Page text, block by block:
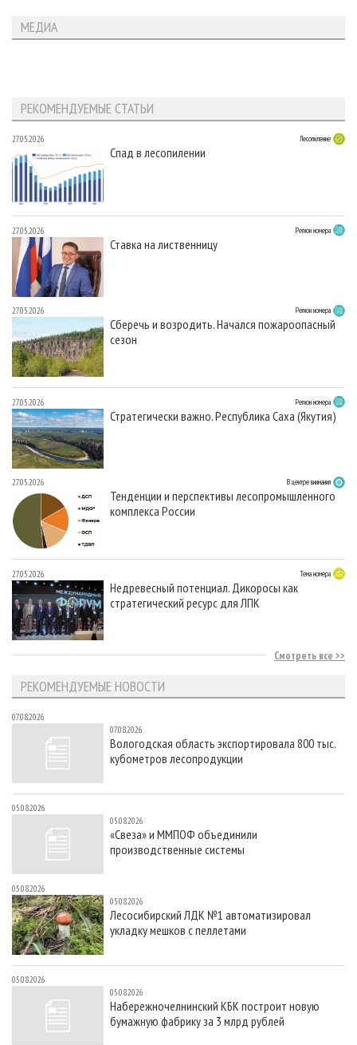
МЕДИА
РЕКОМЕНДУЕМЫЕ СТАТЬИ
27.05.2026 Лесопиление
Спад в лесопилении
27.05.2026 Регион номера
Ставка на лиственницу
27.05.2026 Регион номера
Сберечь и возродить. Начался пожароопасный
сезон
27.05.2026 Регион номера
Стратегически важно. Республика Саха (Якутия)
27.05.2026 В центре внимания
Тенденции и перспективы лесопромышленного
комплекса России
27.05.2026 Тема номера
Недревесный потенциал. Дикоросы как
стратегический ресурс для ЛПК
Смотреть все
РЕКОМЕНДУЕМЫЕ НОВОСТИ
07.08.2026
07.08.2026
Вологодская область экспортировала 800 тыс.
кубометров лесопродукции
05.08.2026
05.08.2026
«Свеза» и ММПОФ объединили
производственные системы
05.08.2026
05.08.2026
Лесосибирский ЛДК №1 автоматизировал
укладку мешков с пеллетами
05.08.2026
05.08.2026
Набережночелнинский КБК построит новую
бумажную фабрику за 3 млрд рублей